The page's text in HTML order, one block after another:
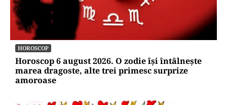
HOROSCOP
Horoscop 6 august 2026. O zodie își întâlnește
marea dragoste, alte trei primesc surprize
amoroase